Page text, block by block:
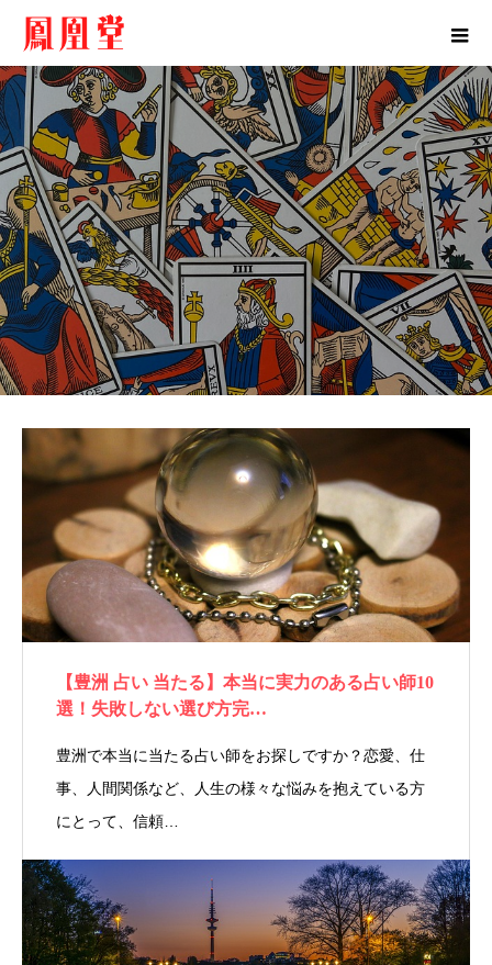
【豊洲 占い 当たる】本当に実力のある占い師10
選！失敗しない選び方完…
豊洲で本当に当たる占い師をお探しですか？恋愛、仕
事、人間関係など、人生の様々な悩みを抱えている方
にとって、信頼…